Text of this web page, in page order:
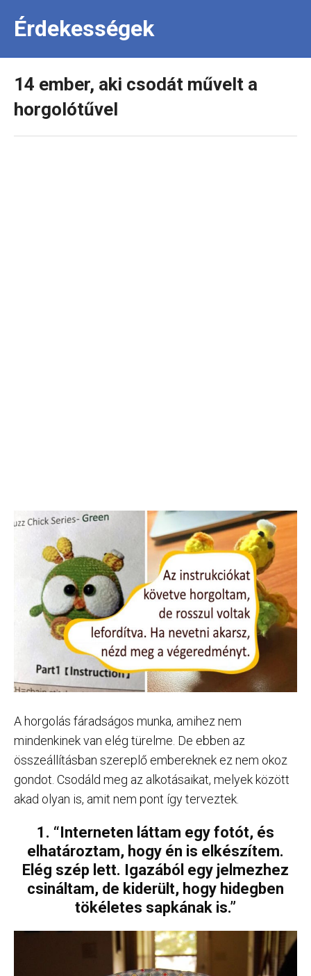
Érdekességek
14 ember, aki csodát művelt a
horgolótűvel
A horgolás fáradságos munka, amihez nem
mindenkinek van elég türelme. De ebben az
összeállításban szereplő embereknek ez nem okoz
gondot. Csodáld meg az alkotásaikat, melyek között
akad olyan is, amit nem pont így terveztek.
1. “Interneten láttam egy fotót, és
elhatároztam, hogy én is elkészítem.
Elég szép lett. Igazából egy jelmezhez
csináltam, de kiderült, hogy hidegben
tökéletes sapkának is.”